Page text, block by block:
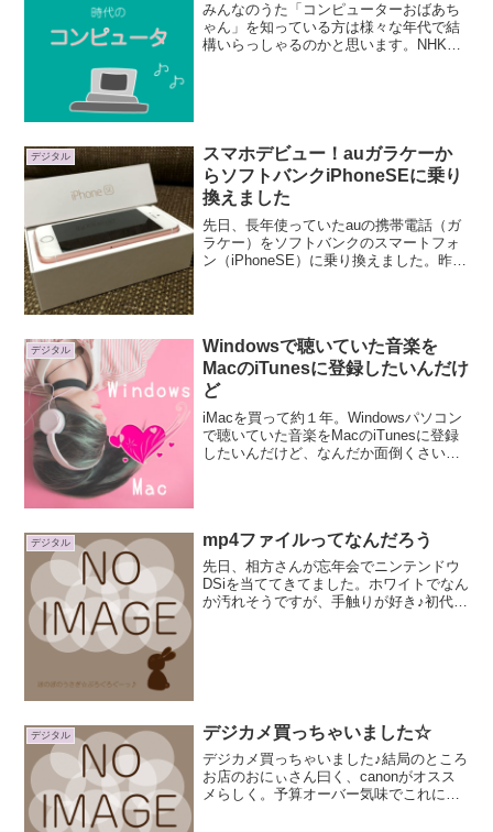
みんなのうた「コンピューターおばあち
ゃん」を知っている方は様々な年代で結
構いらっしゃるのかと思います。NHKサ
デジタル
スマホデビュー！auガラケーか
らソフトバンクiPhoneSEに乗り
換えました
先日、長年使っていたauの携帯電話（ガ
ラケー）をソフトバンクのスマートフォ
ン（iPhoneSE）に乗り換えました。昨年
デジタル
Windowsで聴いていた音楽を
MacのiTunesに登録したいんだけ
ど
iMacを買って約１年。Windowsパソコン
で聴いていた音楽をMacのiTunesに登録
したいんだけど、なんだか面倒くさいな
デジタル mp4ファイルってなんだろう
先日、相方さんが忘年会でニンテンドウ
DSiを当ててきてました。ホワイトでなん
か汚れそうですが、手触りが好き♪初代
デジタル デジカメ買っちゃいました☆
デジカメ買っちゃいました♪結局のところ
お店のおにぃさん曰く、canonがオスス
メらしく。予算オーバー気味でこれにき